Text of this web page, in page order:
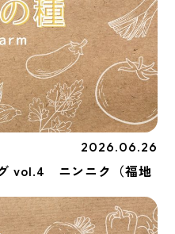
2026.06.26
vol.4 ニンニク（福地